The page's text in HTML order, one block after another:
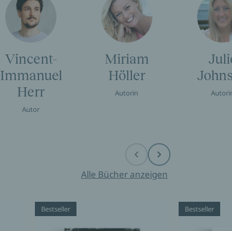
Vincent-
Immanuel
Herr
Autor
Miriam
Höller
Autorin
Before Next
Alle Bücher anzeigen
Bestseller Bestseller